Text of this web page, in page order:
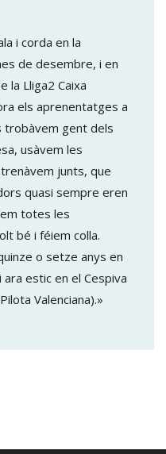
i corda en la
de desembre, i en
la Lliga2 Caixa
els aprenentatges a
trobàvem gent dels
usàvem les
junts, que
quasi sempre eren
totes les
bé i féiem colla.
o setze anys en
estic en el Cespiva
Valenciana).»